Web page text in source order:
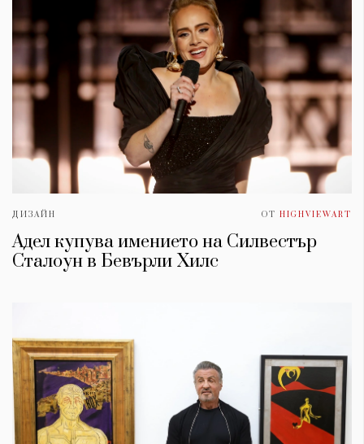
ДИЗАЙН ОТ HIGHVIEWART
Адел купува имението на Силвестър
Сталоун в Бевърли Хилс